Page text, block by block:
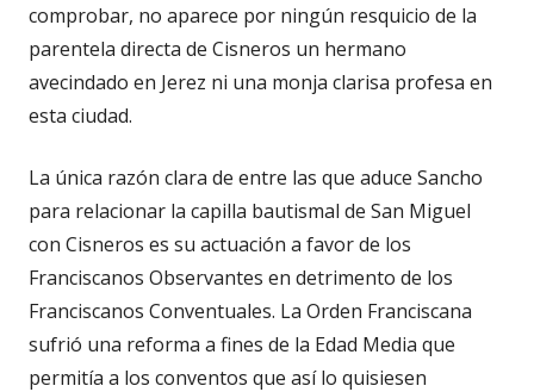
comprobar, no aparece por ningún resquicio de la
parentela directa de Cisneros un hermano
avecindado en Jerez ni una monja clarisa profesa en
esta ciudad.
La única razón clara de entre las que aduce Sancho
para relacionar la capilla bautismal de San Miguel
con Cisneros es su actuación a favor de los
Franciscanos Observantes en detrimento de los
Franciscanos Conventuales. La Orden Franciscana
sufrió una reforma a fines de la Edad Media que
permitía a los conventos que así lo quisiesen